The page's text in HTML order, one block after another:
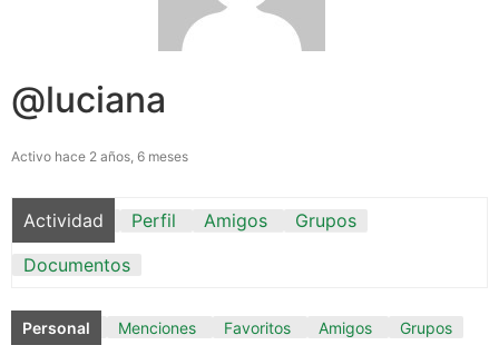
@luciana
Activo hace 2 años, 6 meses
Actividad Perfil Amigos
Grupos
Documentos
Personal Menciones Favoritos Amigos Grupos